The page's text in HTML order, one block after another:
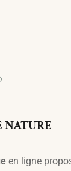
NATURE
en ligne